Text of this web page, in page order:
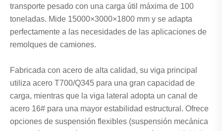
transporte pesado con una carga útil máxima de 100
toneladas. Mide 15000×3000×1800 mm y se adapta
perfectamente a las necesidades de las aplicaciones de
remolques de camiones.
Fabricada con acero de alta calidad, su viga principal
utiliza acero T700/Q345 para una gran capacidad de
carga, mientras que la viga lateral adopta un canal de
acero 16# para una mayor estabilidad estructural. Ofrece
opciones de suspensión flexibles (suspensión mecánica